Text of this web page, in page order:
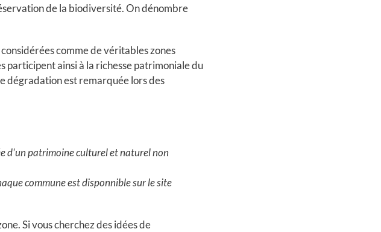
de la biodiversité. On dénombre
comme de véritables zones
participent ainsi à la richesse patrimoniale du
dégradation est remarquée lors des
d'un patrimoine culturel et naturel non
commune est disponnible sur le site
Si vous cherchez des idées de